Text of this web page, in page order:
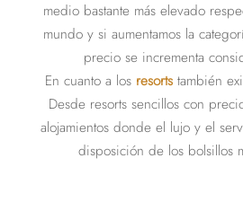
medio bastante más elevado
mundo y si aumentamos la
precio se incrementa
En cuanto a los resortstambién
Desde resorts sencillos con
alojamientos donde el lujo y el
disposición de los bolsillos